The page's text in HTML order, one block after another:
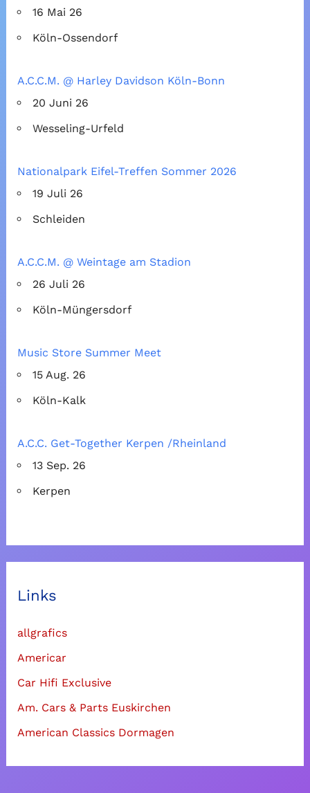
16 Mai 26
Köln-Ossendorf
A.C.C.M. @ Harley Davidson Köln-Bonn
20 Juni 26
Wesseling-Urfeld
Nationalpark Eifel-Treffen Sommer 2026
19 Juli 26
Schleiden
A.C.C.M. @ Weintage am Stadion
26 Juli 26
Köln-Müngersdorf
Music Store Summer Meet
15 Aug. 26
Köln-Kalk
A.C.C. Get-Together Kerpen /Rheinland
13 Sep. 26
Kerpen
Links
allgrafics
Americar
Car Hifi Exclusive
Am. Cars & Parts Euskirchen
American Classics Dormagen